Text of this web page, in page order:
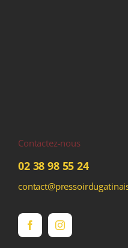
Contactez-nous
02 38 98 55 24